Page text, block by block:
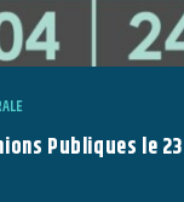
Publiques le